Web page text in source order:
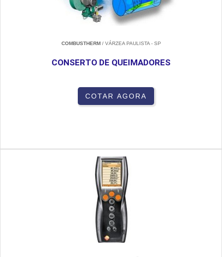
COMBUSTHERM / VÁRZEA PAULISTA - SP
CONSERTO DE QUEIMADORES
COTAR AGORA